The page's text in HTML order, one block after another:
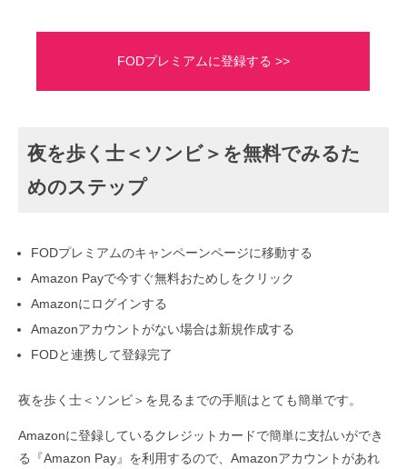
FODプレミアムに登録する >>
夜を歩く士＜ソンビ＞を無料でみるた
めのステップ
FODプレミアムのキャンペーンページに移動する
Amazon Payで今すぐ無料おためしをクリック
Amazonにログインする
Amazonアカウントがない場合は新規作成する
FODと連携して登録完了
夜を歩く士＜ソンビ＞を見るまでの手順はとても簡単です。
Amazonに登録しているクレジットカードで簡単に支払いができ
る『Amazon Pay』を利用するので、Amazonアカウントがあれ